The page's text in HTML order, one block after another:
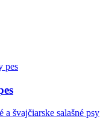
a švajčiarske salašné psy